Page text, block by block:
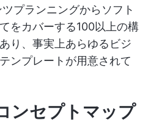
プランニングからソフト
をカバーする100以上の構
り、事実上あらゆるビジ
ンプレートが用意されて
ンセプトマップ